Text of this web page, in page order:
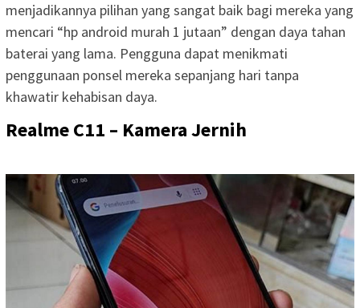
menjadikannya pilihan yang sangat baik bagi mereka yang
mencari “hp android murah 1 jutaan” dengan daya tahan
baterai yang lama. Pengguna dapat menikmati
penggunaan ponsel mereka sepanjang hari tanpa
khawatir kehabisan daya.
Realme C11 – Kamera Jernih